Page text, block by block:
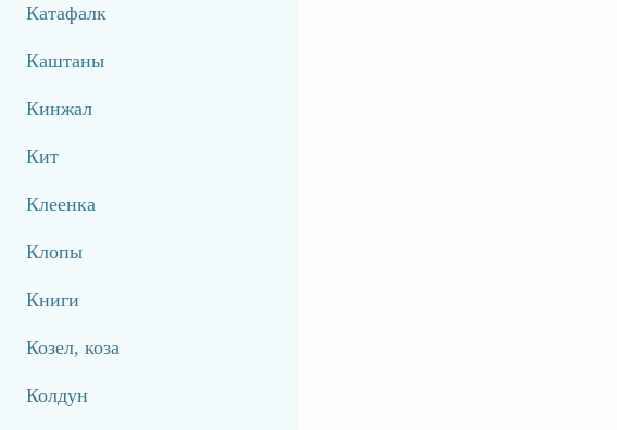
Катафалк
Каштаны
Кинжал
Кит
Клеенка
Клопы
Книги
Козел, коза
Колдун